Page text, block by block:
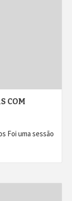
COM
Foi uma sessão